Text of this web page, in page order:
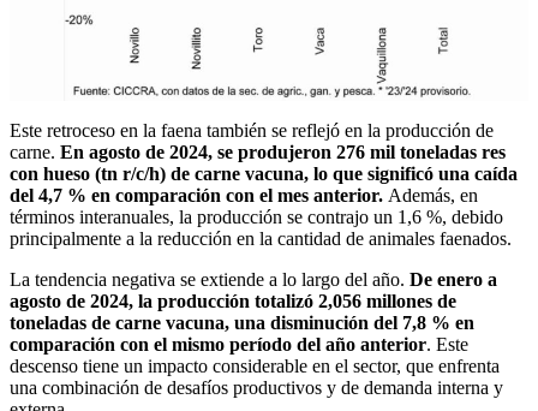
Este retroceso en la faena también se reflejó en la producción de
carne. En agosto de 2024, se produjeron 276 mil toneladas res
con hueso (tn r/c/h) de carne vacuna, lo que significó una caída
del 4,7 % en comparación con el mes anterior. Además, en
términos interanuales, la producción se contrajo un 1,6 %, debido
principalmente a la reducción en la cantidad de animales faenados.
La tendencia negativa se extiende a lo largo del año. De enero a
agosto de 2024, la producción totalizó 2,056 millones de
toneladas de carne vacuna, una disminución del 7,8 % en
comparación con el mismo período del año anterior. Este
descenso tiene un impacto considerable en el sector, que enfrenta
una combinación de desafíos productivos y de demanda interna y